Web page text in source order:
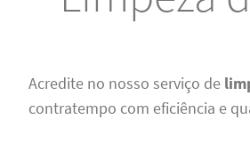
Acredite no nosso serviço de
contratempo com eficiência e